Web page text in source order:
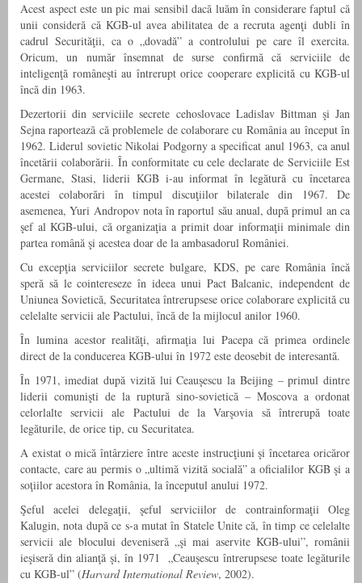
Acest aspect este un pic mai sensibil dacă luăm în considerare faptul că
unii consideră că KGB-ul avea abilitatea de a recruta agenţi dubli în
cadrul Securităţii, ca o „dovadă” a controlului pe care îl exercita.
Oricum, un număr însemnat de surse confirmă că serviciile de
inteligenţă româneşti au întrerupt orice cooperare explicită cu KGB-ul
încă din 1963.
Dezertorii din serviciile secrete cehoslovace Ladislav Bittman şi Jan
Sejna raportează că problemele de colaborare cu România au început în
1962. Liderul sovietic Nikolai Podgorny a specificat anul 1963, ca anul
încetării colaborării. În conformitate cu cele declarate de Serviciile Est
Germane, Stasi, liderii KGB i-au informat în legătură cu încetarea
acestei colaborări în timpul discuţiilor bilaterale din 1967. De
asemenea, Yuri Andropov nota în raportul său anual, după primul an ca
şef al KGB-ului, că organizaţia a primit doar informaţii minimale din
partea română şi acestea doar de la ambasadorul României.
Cu excepţia serviciilor secrete bulgare, KDS, pe care România încă
speră să le cointereseze în ideea unui Pact Balcanic, independent de
Uniunea Sovietică, Securitatea întrerupsese orice colaborare explicită cu
celelalte servicii ale Pactului, încă de la mijlocul anilor 1960.
În lumina acestor realităţi, afirmaţia lui Pacepa că primea ordinele
direct de la conducerea KGB-ului în 1972 este deosebit de interesantă.
În 1971, imediat după vizită lui Ceauşescu la Beijing – primul dintre
liderii comunişti de la ruptură sino-sovietică – Moscova a ordonat
celorlalte servicii ale Pactului de la Varşovia să întrerupă toate
legăturile, de orice tip, cu Securitatea.
A existat o mică întârziere între aceste instrucţiuni şi încetarea oricăror
contacte, care au permis o „ultimă vizită socială” a oficialilor KGB şi a
soţiilor acestora în România, la începutul anului 1972.
Şeful acelei delegaţii, şeful serviciilor de contrainformaţii Oleg
Kalugin, nota după ce s-a mutat în Statele Unite că, în timp ce celelalte
servicii ale blocului deveniseră „şi mai aservite KGB-ului”, românii
ieşiseră din alianţă şi, în 1971  „Ceauşescu întrerupsese toate legăturile
cu KGB-ul” (Harvard International Review, 2002).